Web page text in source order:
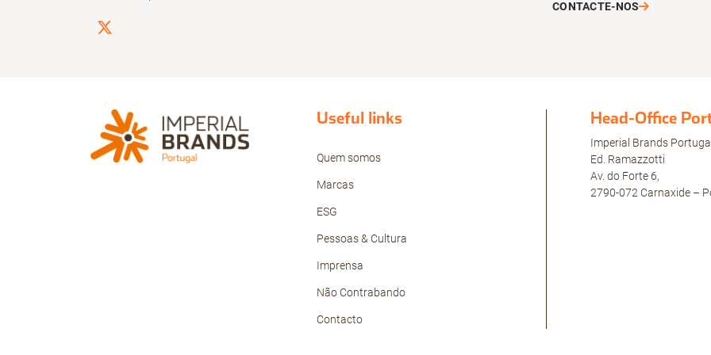
CONTACTE-NOS
Useful links
Quem somos
Marcas
ESG
Pessoas & Cultura
Imprensa
Não Contrabando
Contacto
Head-Office
Imperial Brands
Ed. Ramazzotti
Av. do Forte 6,
2790-072 Carnaxide –